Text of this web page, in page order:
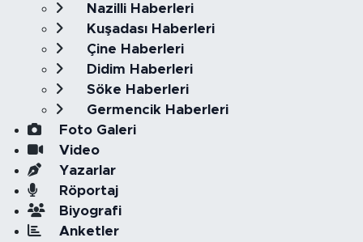
Nazilli Haberleri
Kuşadası Haberleri
Çine Haberleri
Didim Haberleri
Söke Haberleri
Germencik Haberleri
Foto Galeri
Video
Yazarlar
Röportaj
Biyografi
Anketler